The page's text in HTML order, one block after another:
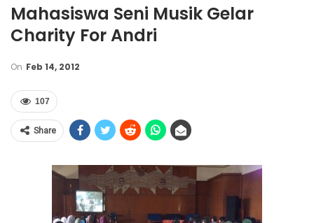
Mahasiswa Seni Musik Gelar
Charity For Andri
On Feb 14, 2012
107
Share